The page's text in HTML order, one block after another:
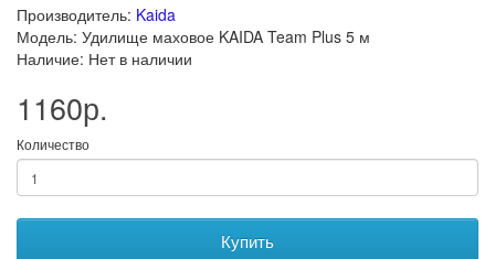
Производитель: Kaida
Модель: Удилище маховое KAIDA Team Plus 5 м
Наличие: Нет в наличии
1160р.
Количество
Купить